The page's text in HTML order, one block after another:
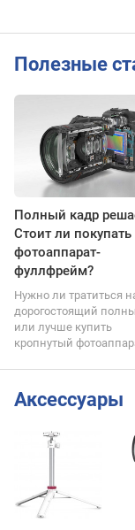
Полезные
Полный кадр
Стоит ли покупать
фотоаппарат-
фуллфрейм?
Нужно ли тратиться
дорогостоящий
или лучше купить
кропнутый
Аксессуары